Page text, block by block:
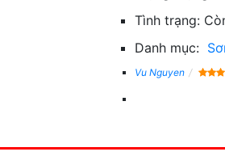
Tình trạng:
Danh mục:
Vu Nguyen